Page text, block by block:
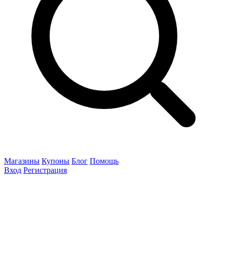
Магазины Купоны Блог Помощь
Вход Регистрация